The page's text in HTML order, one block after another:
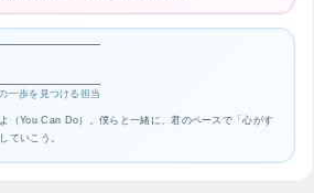
一歩を見つける担当
（You Can Do）。僕らと一緒に、君のペースで「心がす
ていこう。